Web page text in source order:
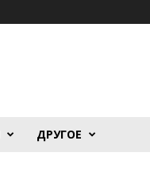
ДРУГОЕ